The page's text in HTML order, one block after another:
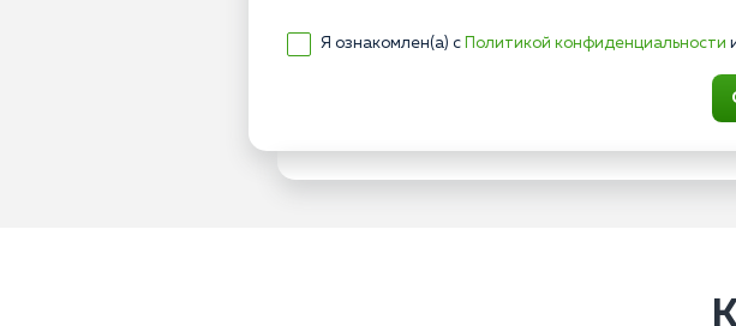
Я ознакомлен(а) с Политикой конфиденциальности